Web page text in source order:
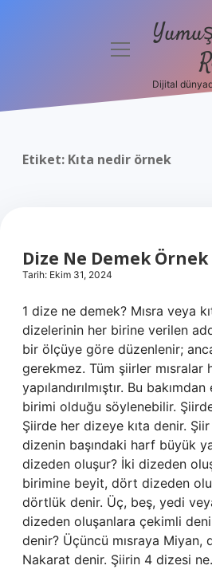
Politikası
menüyü
Dijital
Etiket: Kıta nedir örnek
Dize Ne Demek Örnek
Tarih: Ekim 31, 2024
1 dize ne demek? Mısra veya
dizelerinin her birine verilen
bir ölçüye göre düzenlenir;
gerekmez. Tüm şiirler mısralar
yapılandırılmıştır. Bu
birimi olduğu söylenebilir.
Şiirde her dizeye kıta denir. Şiir
dizenin başındaki harf büyük
dizeden oluşur? İki dizeden
birimine beyit, dört dizeden
dörtlük denir. Üç, beş, yedi
dizeden oluşanlara çekimli
denir? Üçüncü mısraya Miyan,
Nakarat denir. Şiirin 4 dizesi